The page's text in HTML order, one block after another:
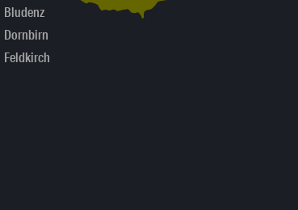
Bludenz
Dornbirn
Feldkirch